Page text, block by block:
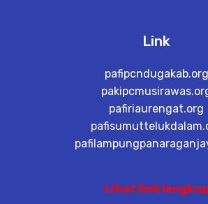
Link
pafipcndugakab.org
pafiriaurengat.org
Lihat link lengkap